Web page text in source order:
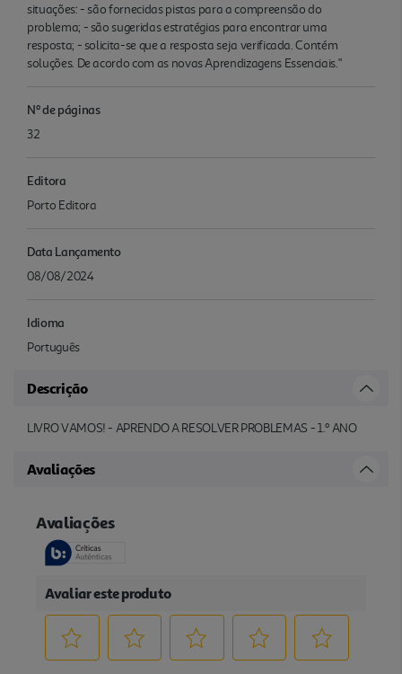
situações: - são fornecidas pistas para a compreensão do
problema; - são sugeridas estratégias para encontrar uma
resposta; - solicita-se que a resposta seja verificada. Contém
soluções. De acordo com as novas Aprendizagens Essenciais."
Nº de páginas
32
Editora
Porto Editora
Data Lançamento
08/08/2024
Idioma
Português
Descrição
LIVRO VAMOS! - APRENDO A RESOLVER PROBLEMAS - 1.º ANO
Avaliações